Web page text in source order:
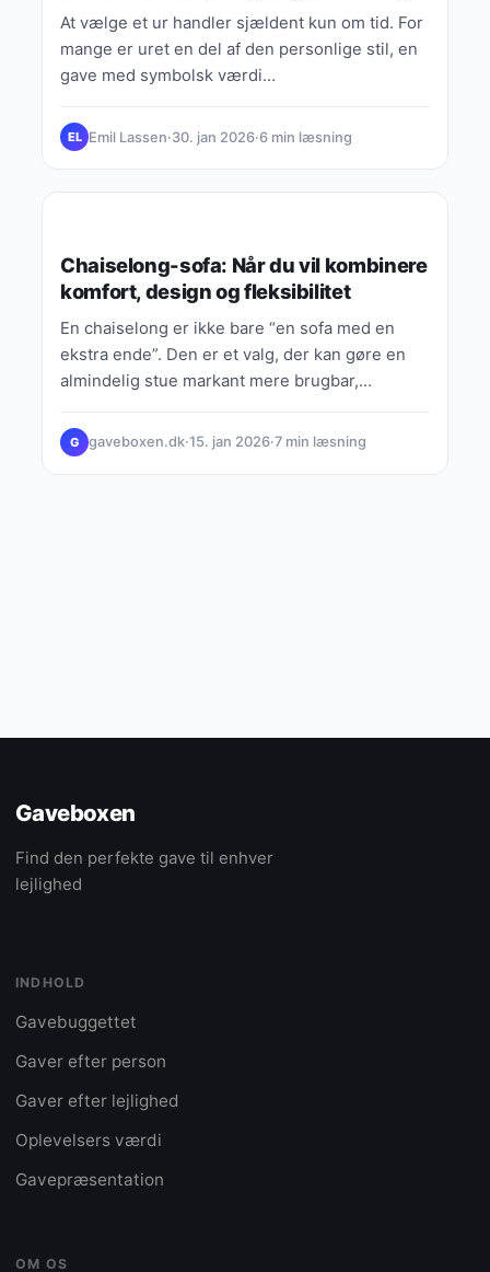
At vælge et ur handler sjældent kun om tid. For
mange er uret en del af den personlige stil, en
gave med symbolsk værdi…
EL Emil Lassen·30. jan 2026·6 min læsning
Chaiselong-sofa: Når du vil kombinere
komfort, design og fleksibilitet
En chaiselong er ikke bare “en sofa med en
ekstra ende”. Den er et valg, der kan gøre en
almindelig stue markant mere brugbar,…
G gaveboxen.dk·15. jan 2026·7 min læsning
Gaveboxen
Find den perfekte gave til enhver
lejlighed
INDHOLD
Gavebuggettet
Gaver efter person
Gaver efter lejlighed
Oplevelsers værdi
Gavepræsentation
OM OS